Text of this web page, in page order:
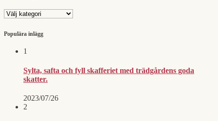
Sök
inlägg
Populära inlägg
1
Sylta, safta och fyll skafferiet med trädgårdens goda
skatter.
2023/07/26
2